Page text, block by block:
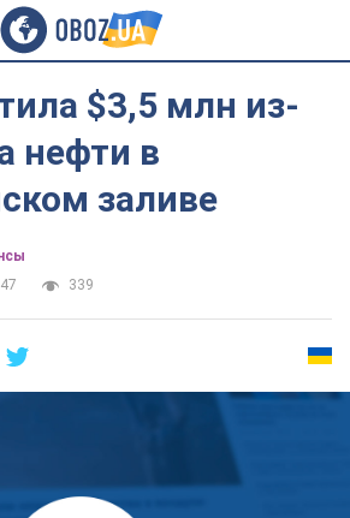
$3,5 млн из-
нефти в
заливе
339